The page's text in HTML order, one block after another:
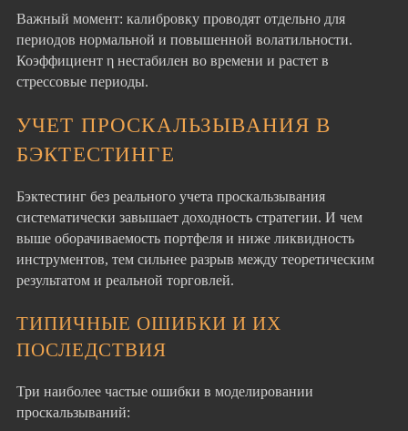
Важный момент: калибровку проводят отдельно для
периодов нормальной и повышенной волатильности.
Коэффициент η нестабилен во времени и растет в
стрессовые периоды.
УЧЕТ ПРОСКАЛЬЗЫВАНИЯ В
БЭКТЕСТИНГЕ
Бэктестинг без реального учета проскальзывания
систематически завышает доходность стратегии. И чем
выше оборачиваемость портфеля и ниже ликвидность
инструментов, тем сильнее разрыв между теоретическим
результатом и реальной торговлей.
ТИПИЧНЫЕ ОШИБКИ И ИХ
ПОСЛЕДСТВИЯ
Три наиболее частые ошибки в моделировании
проскальзываний: